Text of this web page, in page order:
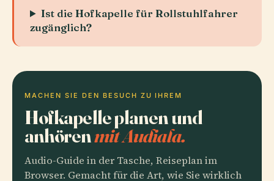
Ist die Hofkapelle für Rollstuhlfahrer
zugänglich?
MACHEN SIE DEN BESUCH ZU IHREM
Hofkapelle planen und
anhörenmit Audiala.
Audio-Guide in der Tasche, Reiseplan im
Browser. Gemacht für die Art, wie Sie wirklich